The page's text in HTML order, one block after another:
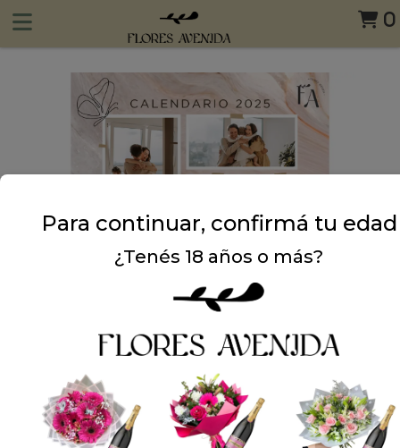
0
Dejá tu opinión
Para continuar, confirmá tu edad
¿Tenés 18 años o más?